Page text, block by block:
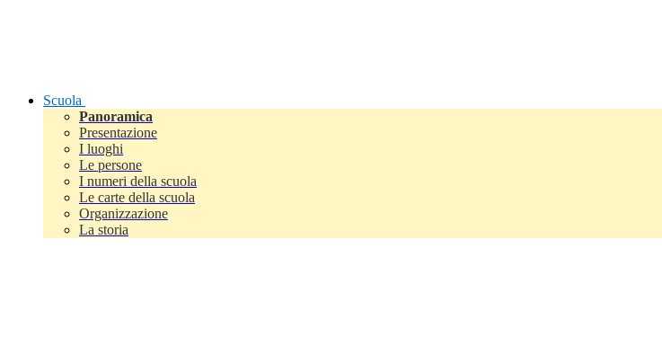
Scuola
Panoramica
Presentazione
I luoghi
Le persone
I numeri della scuola
Le carte della scuola
Organizzazione
La storia